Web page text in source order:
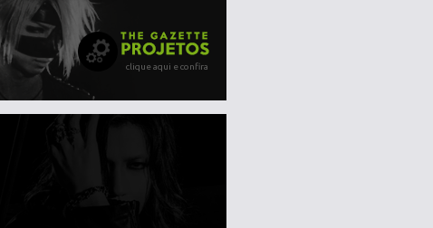
clique aqui e confira